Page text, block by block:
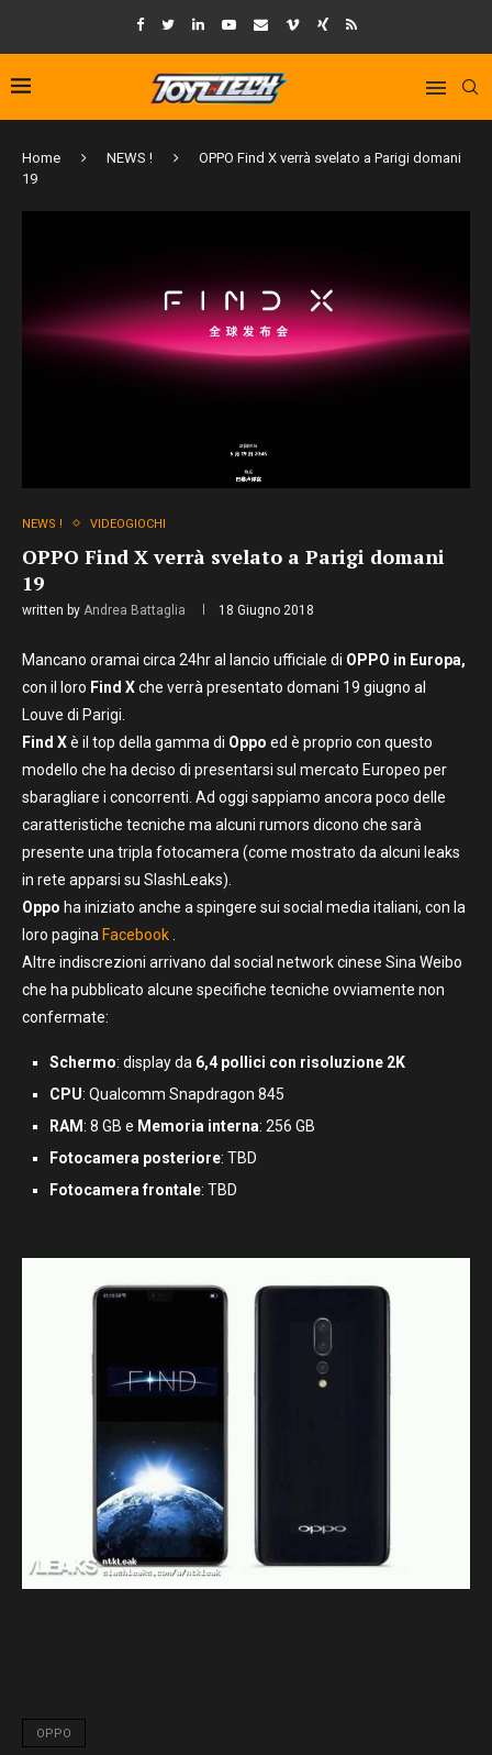
Home NEWS !
OPPO Find X verrà svelato a Parigi domani
19
NEWS ! VIDEOGIOCHI
OPPO Find X verrà svelato a Parigi domani
19
written by Andrea Battaglia 18 Giugno 2018
Mancano oramai circa 24hr al lancio ufficiale di OPPO in Europa,
con il loro Find Xche verrà presentato domani 19 giugno al
Louve di Parigi.
Find Xè il top della gamma di Oppo ed è proprio con questo
modello che ha deciso di presentarsi sul mercato Europeo per
sbaragliare i concorrenti. Ad oggi sappiamo ancora poco delle
caratteristiche tecniche ma alcuni rumors dicono che sarà
presente una tripla fotocamera (come mostrato da alcuni leaks
in rete apparsi su SlashLeaks).
Oppo ha iniziato anche a spingere sui social media italiani, con la
loro pagina Facebook
Altre indiscrezioni arrivano dal social network cinese Sina Weibo
che ha pubblicato alcune specifiche tecniche ovviamente non
confermate:
Schermo: display da 6,4 pollici con risoluzione 2K
CPU: Qualcomm Snapdragon 845
RAM: 8 GB e Memoria interna: 256 GB
Fotocamera posteriore: TBD
Fotocamera frontale: TBD
OPPO